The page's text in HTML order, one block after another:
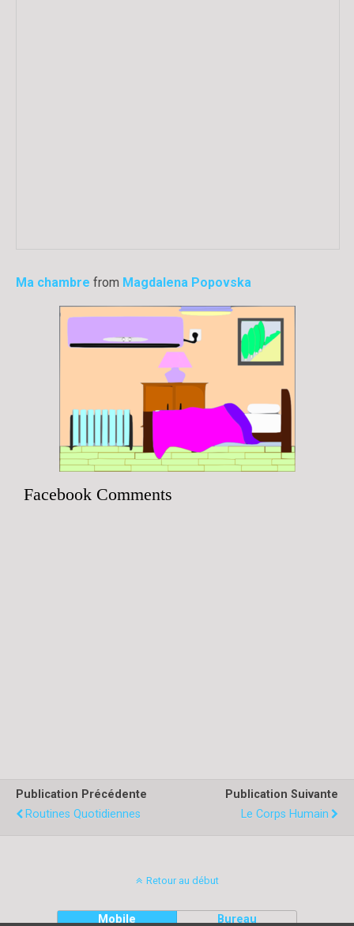
Ma chambre from Magdalena Popovska
Facebook Comments
Publication Précédente
Routines Quotidiennes
Publication Suivante
Le Corps Humain
Retour au début
Mobile Bureau